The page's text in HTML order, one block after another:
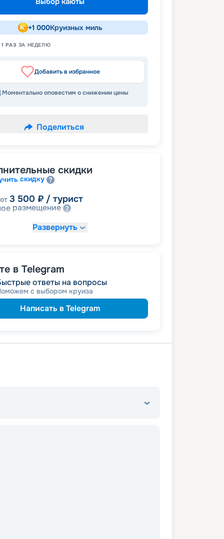
+1 000Круизных миль
1 РАЗ ЗА НЕДЕЛЮ
Добавить в избранное
Моментально оповестим о снижении цены
Поделиться
скидки
скидку
от 3 500 ₽ / турист
размещение
Развернуть
в Telegram
ответы на вопросы
с выбором круиза
Написать в Telegram